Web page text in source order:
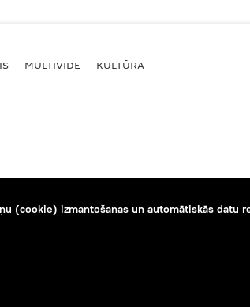
MULTIVIDE KULTŪRA
(cookie) izmantošanas un automātiskās datu